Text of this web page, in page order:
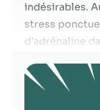
indésirables.
stress
d’adrénaline